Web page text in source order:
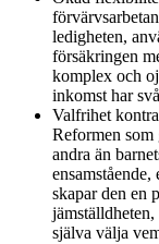
ledigheten,
försäkringen
komplex och
inkomst har
Valfrihet
Reformen
andra än
skapar den en
själva välja